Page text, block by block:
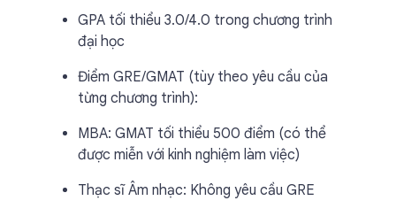
GPA tối thiểu 3.0/4.0 trong chương trình
đại học
Điểm GRE/GMAT (tùy theo yêu cầu của
từng chương trình):
MBA: GMAT tối thiểu 500 điểm (có thể
được miễn với kinh nghiệm làm việc)
Thạc sĩ Âm nhạc: Không yêu cầu GRE